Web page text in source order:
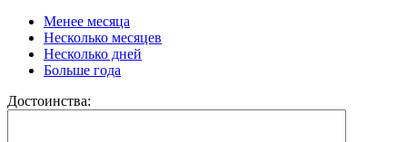
Менее месяца
Несколько месяцев
Несколько дней
Больше года
Достоинства: